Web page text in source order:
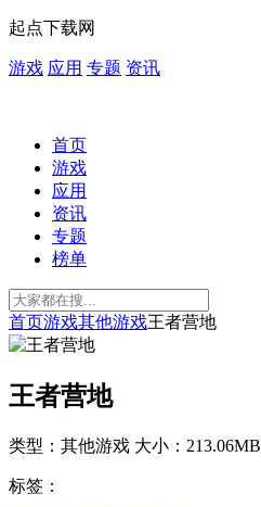
起点下载网
游戏 应用 专题 资讯
首页
游戏
应用
资讯
专题
榜单
首页游戏其他游戏王者营地
王者营地
类型：其他游戏 大小：213.06MB
标签：